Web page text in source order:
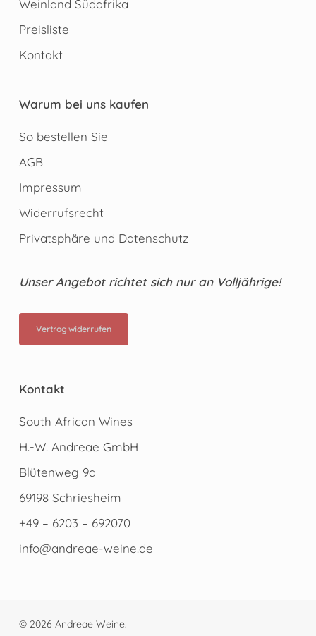
Weinland Südafrika
Preisliste
Kontakt
Warum bei uns kaufen
So bestellen Sie
AGB
Impressum
Widerrufsrecht
Privatsphäre und Datenschutz
Unser Angebot richtet sich nur an Volljährige!
Vertrag widerrufen
Kontakt
South African Wines
H.-W. Andreae GmbH
Blütenweg 9a
69198 Schriesheim
+49 – 6203 – 692070
info@andreae-weine.de
© 2026 Andreae Weine.